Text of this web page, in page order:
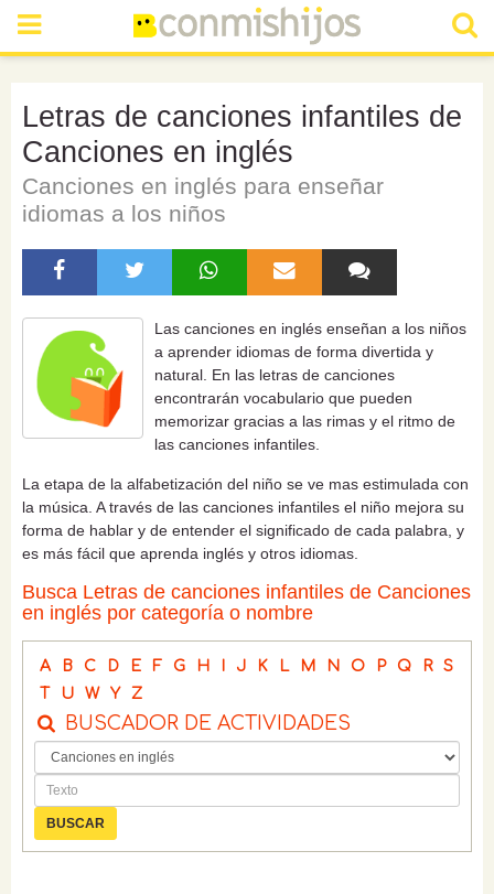
Letras de canciones infantiles de
Canciones en inglés
Canciones en inglés para enseñar
idiomas a los niños
Las canciones en inglés enseñan a los niños
a aprender idiomas de forma divertida y
natural. En las letras de canciones
encontrarán vocabulario que pueden
memorizar gracias a las rimas y el ritmo de
las canciones infantiles.
La etapa de la alfabetización del niño se ve mas estimulada con
la música. A través de las canciones infantiles el niño mejora su
forma de hablar y de entender el significado de cada palabra, y
es más fácil que aprenda inglés y otros idiomas.
Busca Letras de canciones infantiles de Canciones
en inglés por categoría o nombre
A B C D E F G H I J K L M N O P Q R
S
T
U W Y Z
BUSCADOR DE ACTIVIDADES